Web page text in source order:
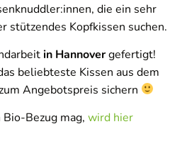
die ein sehr
stützendes Kopfkissen suchen.
in Hannovergefertigt!
beliebteste Kissen aus dem
Angebotspreis sichern
Bezug mag, wird hier